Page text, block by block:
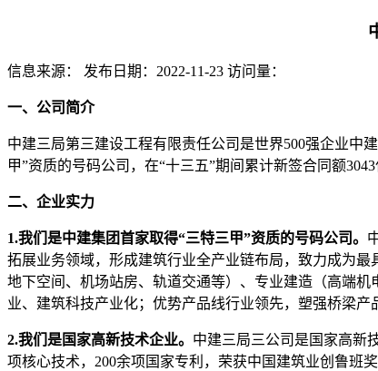
信息来源： 发布日期：2022-11-23 访问量：
一、公司简介
中建三局第三建设工程有限责任公司是世界500强企业中
甲”资质的号码公司，在“十三五”期间累计新签合同额
二、企业实力
1.我们是中建集团首家取得“三特三甲”资质的号码公司。
拓展业务领域，形成建筑行业全产业链布局，致力成为
地下空间、机场站房、轨道交通等）、专业建造（高端
业、建筑科技产业化；优势产品线行业领先，塑强桥梁
2.我们是国家高新技术企业。 中建三局三公司是国家高新
项核心技术，200余项国家专利，荣获中国建筑业创鲁班